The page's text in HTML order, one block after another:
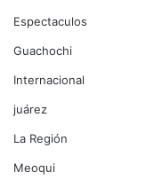
Espectaculos
Guachochi
Internacional
juárez
La Región
Meoqui